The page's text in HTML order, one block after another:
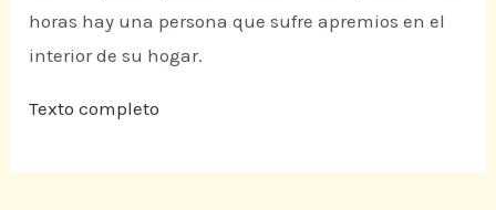
horas hay una persona que sufre apremios en el
interior de su hogar.
Texto completo